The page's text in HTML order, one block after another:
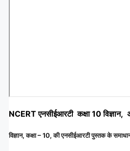
NCERT एनसीईआरटी कक्षा 10
विज्ञान, कक्षा – 10, की एनसीईआरटी पुस्तक के